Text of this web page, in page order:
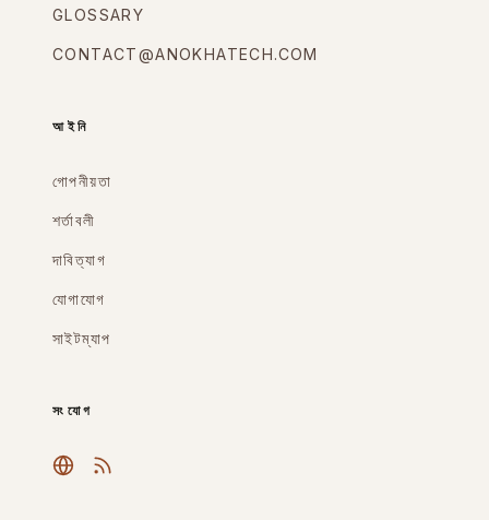
GLOSSARY
CONTACT@ANOKHATECH.COM
আইনি
গোপনীয়তা
শর্তাবলী
দাবিত্যাগ
যোগাযোগ
সাইটম্যাপ
সংযোগ